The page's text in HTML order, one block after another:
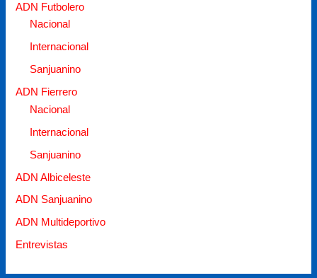
ADN Futbolero
Nacional
Internacional
Sanjuanino
ADN Fierrero
Nacional
Internacional
Sanjuanino
ADN Albiceleste
ADN Sanjuanino
ADN Multideportivo
Entrevistas